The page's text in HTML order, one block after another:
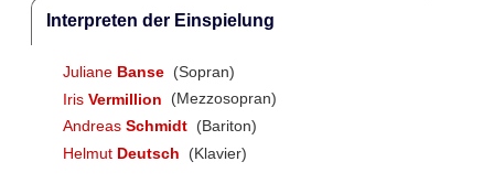
Interpreten der Einspielung
Juliane Banse (Sopran)
Iris Vermillion
(Mezzosopran)
Andreas Schmidt (Bariton)
Helmut Deutsch (Klavier)